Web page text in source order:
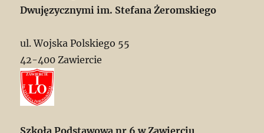
Dwujęzycznymi im. Stefana Żeromskiego
ul. Wojska Polskiego 55
42-400 Zawiercie
Szkoła Podstawowa nr 6 w Zawierciu